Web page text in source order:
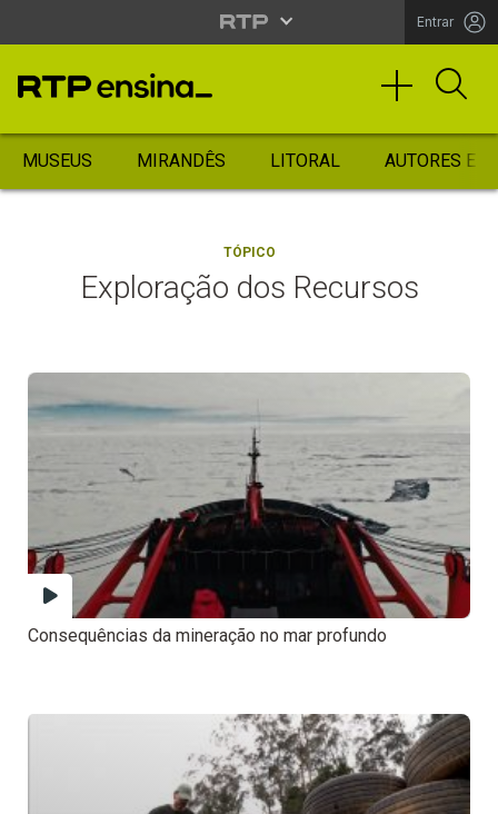
Entrar
MUSEUS MIRANDÊS LITORAL AUTORES
TÓPICO
Exploração dos Recursos
Consequências da mineração no mar profundo